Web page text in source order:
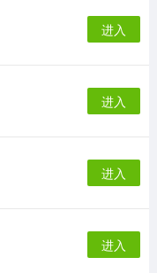
进入
进入
进入
进入